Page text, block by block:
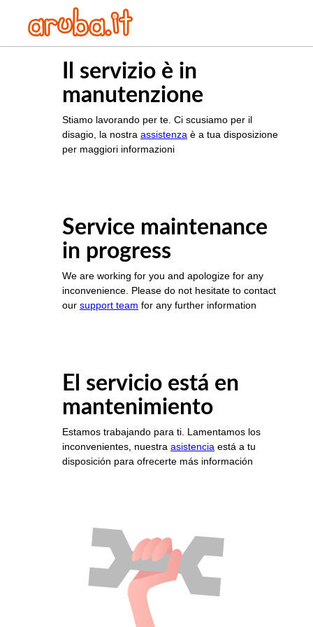
Il servizio è in
manutenzione
Stiamo lavorando per te. Ci scusiamo per il
disagio, la nostra assistenza è a tua disposizione
per maggiori informazioni
Service maintenance
in progress
We are working for you and apologize for any
inconvenience. Please do not hesitate to contact
our support team for any further information
El servicio está en
mantenimiento
Estamos trabajando para ti. Lamentamos los
inconvenientes, nuestra asistencia está a tu
disposición para ofrecerte más información